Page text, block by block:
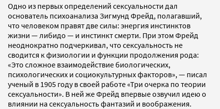
Одно из первых определений сексуальности дал
основатель психоанализа Зигмунд Фрейд, полагавший,
что человеком правят две силы: энергия инстинктов
жизни — либидо — и инстинкт смерти. При этом Фрейд
неоднократно подчеркивал, что сексуальность не
сводится к физиологии и функции продолжения рода:
«Это сложное взаимодействие биологических,
психологических и социокультурных факторов», — писал
ученый в 1905 году в своей работе «Три очерка по теории
сексуальности». В ней же Фрейд впервые озвучил идею о
влиянии на сексуальность фантазий и воображения.